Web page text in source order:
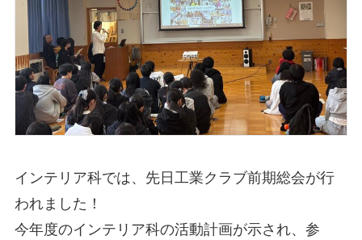
インテリア科では、先日工業クラブ前期総会が行
われました！
今年度のインテリア科の活動計画が示され、参